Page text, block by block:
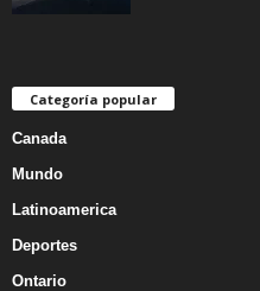
Categoría popular
Canada
Mundo
Latinoamerica
Deportes
Ontario